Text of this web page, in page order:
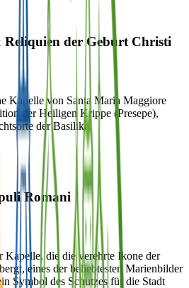
Reliquien der Geburt Christi
Kapelle von Santa Maria Maggiore
der Heiligen Krippe (Presepe),
der Basilika.
Romani
Kapelle, die die verehrte Ikone der
eines der beliebtesten Marienbilder
Symbol des Schutzes für die Stadt